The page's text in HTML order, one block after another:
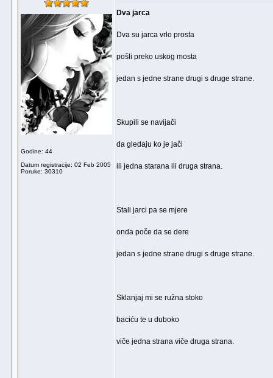
Godine: 44
Datum registracije: 02 Feb 2005
Poruke: 30310
Dva jarca
Dva su jarca vrlo prosta
pošli preko uskog mosta
jedan s jedne strane drugi s druge strane.
Skupili se navijači
da gledaju ko je jači
ili jedna starana ili druga strana.
Stali jarci pa se mjere
onda poče da se dere
jedan s jedne strane drugi s druge strane.
Sklanjaj mi se ružna stoko
baciću te u duboko
viče jedna strana viče druga strana.